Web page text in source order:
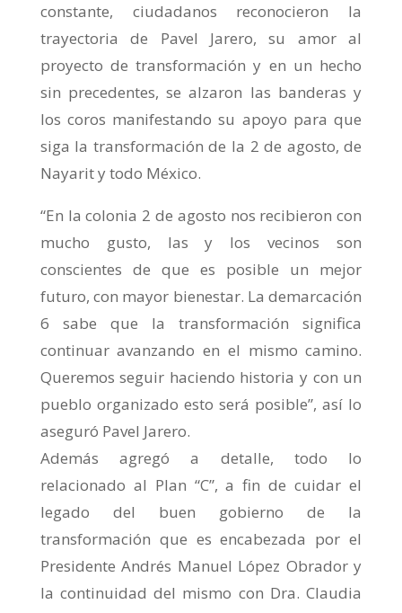
constante, ciudadanos reconocieron la
trayectoria de Pavel Jarero, su amor al
proyecto de transformación y en un hecho
sin precedentes, se alzaron las banderas y
los coros manifestando su apoyo para que
siga la transformación de la 2 de agosto, de
Nayarit y todo México.
“En la colonia 2 de agosto nos recibieron con
mucho gusto, las y los vecinos son
conscientes de que es posible un mejor
futuro, con mayor bienestar. La demarcación
6 sabe que la transformación significa
continuar avanzando en el mismo camino.
Queremos seguir haciendo historia y con un
pueblo organizado esto será posible”, así lo
aseguró Pavel Jarero.
Además agregó a detalle, todo lo
relacionado al Plan “C”, a fin de cuidar el
legado del buen gobierno de la
transformación que es encabezada por el
Presidente Andrés Manuel López Obrador y
la continuidad del mismo con Dra. Claudia